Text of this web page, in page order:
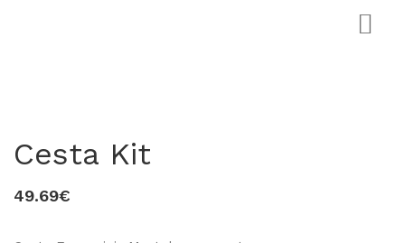
Cesta Kit
49.69€